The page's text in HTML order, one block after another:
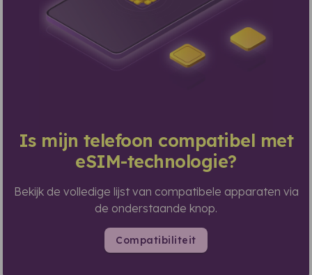
Is mijn telefoon compatibel met
eSIM-technologie?
Bekijk de volledige lijst van compatibele apparaten via
de onderstaande knop.
Compatibiliteit